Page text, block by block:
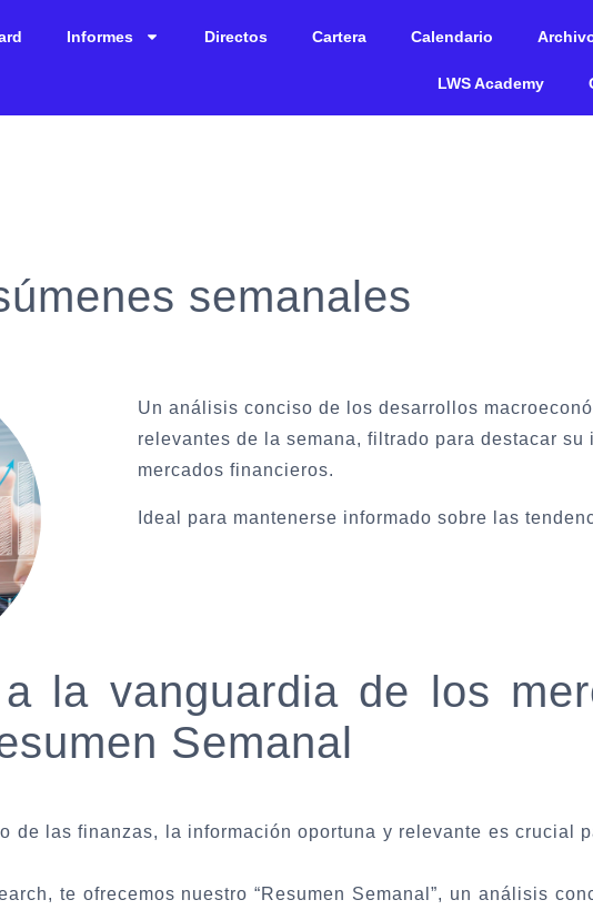
Informes Directos Cartera Calendario
LWS Academy
semanales
Un análisis conciso de los desarrollos
relevantes de la semana, filtrado para destacar su
mercados financieros.
Ideal para mantenerse informado sobre las
la vanguardia de los
Semanal
de las finanzas, la información oportuna y relevante es crucial
te ofrecemos nuestro“Resumen Semanal”, un análisis